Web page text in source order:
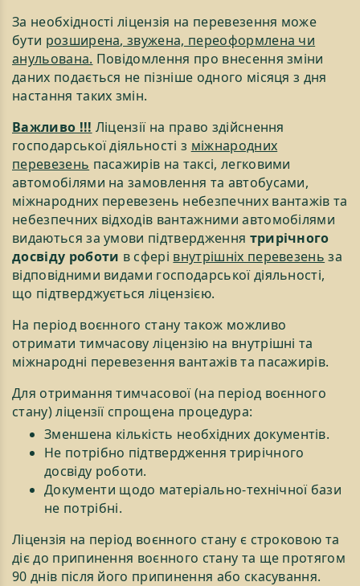
За необхідності ліцензія на перевезення може
бути розширена, звужена, переоформлена чи
анульована. Повідомлення про внесення зміни
даних подається не пізніше одного місяця з дня
настання таких змін.
Важливо !!! Ліцензії на право здійснення
господарської діяльності з міжнародних
перевезень пасажирів на таксі, легковими
автомобілями на замовлення та автобусами,
міжнародних перевезень небезпечних вантажів та
небезпечних відходів вантажними автомобілями
видаються за умови підтвердження трирічного
досвіду роботи в сфері внутрішніх перевезень за
відповідними видами господарської діяльності,
що підтверджується ліцензією.
На період воєнного стану також можливо
отримати тимчасову ліцензію на внутрішні та
міжнародні перевезення вантажів та пасажирів.
Для отримання тимчасової (на період воєнного
стану) ліцензії спрощена процедура:
Зменшена кількість необхідних документів.
Не потрібно підтвердження трирічного
досвіду роботи.
Документи щодо матеріально-технічної бази
не потрібні.
Ліцензія на період воєнного стану є строковою та
діє до припинення воєнного стану та ще протягом
90 днів після його припинення або скасування.